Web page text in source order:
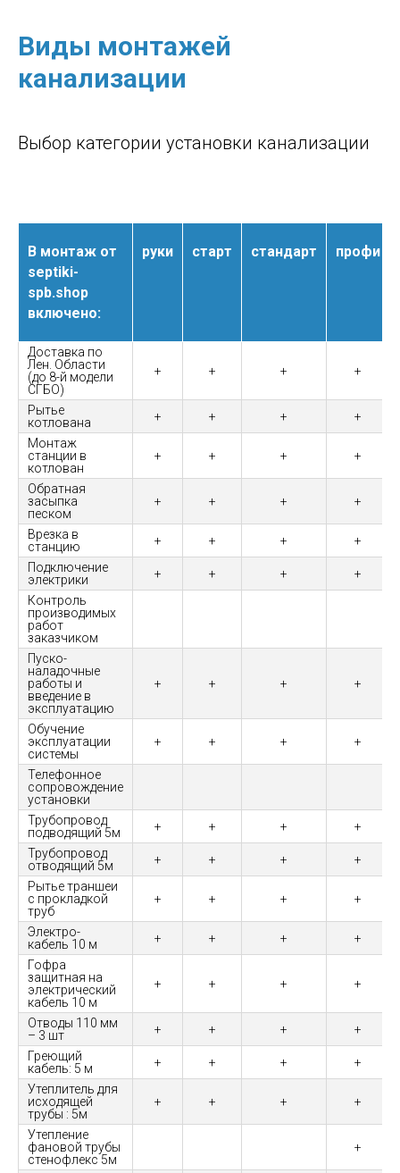
Виды монтажей
канализации
Выбор категории установки канализации
В монтаж от
septiki-
spb.shop
включено:
руки старт стандарт профи
Доставка по
Лен. Области
(до 8-й модели
СГБО)
+ + + +
Рытье
котлована
+ + +
+
Монтаж
станции в
котлован
+ + + +
Обратная
засыпка
песком
+ + + +
Врезка в
станцию
+ + +
+
Подключение
электрики
+ + +
+
Контроль
производимых
работ
заказчиком
Пуско-
наладочные
работы и
введение в
эксплуатацию
+ + + +
Обучение
эксплуатации
системы
+ + + +
Телефонное
сопровождение
установки
Трубопровод
подводящий 5м
+ + +
+
Трубопровод
отводящий 5м
+ + +
+
Рытье траншеи
с прокладкой
труб
+ + + +
Электро-
кабель 10 м
+ + +
+
Гофра
защитная на
электрический
кабель 10 м
+ + + +
Отводы 110 мм
– 3 шт
+ + +
+
Греющий
кабель: 5 м
+ + +
+
Утеплитель для
исходящей
трубы : 5м
+ + + +
Утепление
фановой трубы
стенофлекс 5м
+